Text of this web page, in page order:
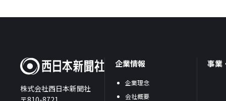
株式会社西日本新聞社
企業情報
企業理念
会社概要
事業